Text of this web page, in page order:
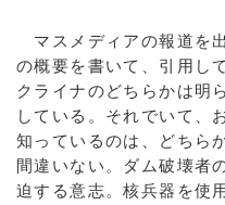
マスメディアの報道を
の概要を書いて、引用し
クライナのどちらかは明
している。それでいて、
知っているのは、どちら
間違いない。ダム破壊者
迫する意志。核兵器を使